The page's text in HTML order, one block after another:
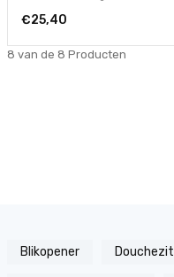
€25,40
8 van de 8 Producten
Blikopener Douchezit